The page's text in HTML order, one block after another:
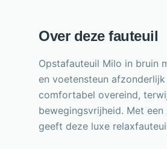
Over deze fauteuil
Opstafauteuil Milo in bruin
en voetensteun
comfortabel overeind,
bewegingsvrijheid. Met
geeft deze luxe